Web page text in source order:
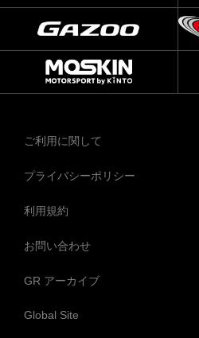
ご利用に関して
プライバシーポリシー
利用規約
お問い合わせ
GR アーカイブ
Global Site